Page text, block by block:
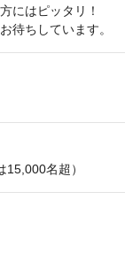
にはピッタリ！
待ちしています。
名超）